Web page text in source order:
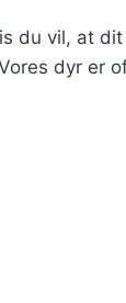
du vil, at
dyr er